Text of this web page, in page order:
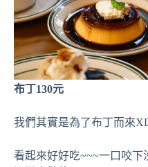
布丁130元
我們其實是為了布丁而來
看起來好好吃~~~一口咬